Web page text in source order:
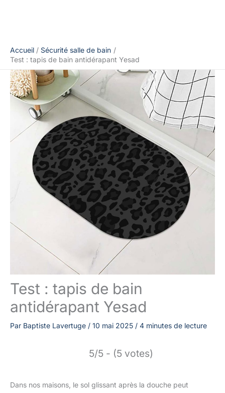
Accueil
Sécurité salle de bain
Test : tapis de bain antidérapant Yesad
Test : tapis de bain
antidérapant Yesad
Par Baptiste Lavertuge / 10 mai 2025 / 4 minutes de lecture
5/5 - (5 votes)
Dans nos maisons, le sol glissant après la douche peut